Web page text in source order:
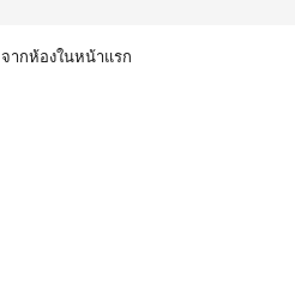
จากห้องในหน้าแรก